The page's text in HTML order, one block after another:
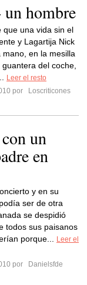
un hombre
que una vida sin el
y Lagartija Nick
en la mesilla
del coche,
Leer el resto
por
Loscriticones
un
en
y en su
ser de otra
se despidió
todos sus paisanos
porque...
Leer el
por
Danielsfde